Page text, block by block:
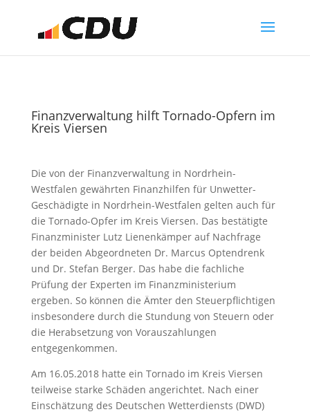
Finanzverwaltung hilft Tornado-Opfern im
Kreis Viersen
Die von der Finanzverwaltung in Nordrhein-
Westfalen gewährten Finanzhilfen für Unwetter-
Geschädigte in Nordrhein-Westfalen gelten auch für
die Tornado-Opfer im Kreis Viersen. Das bestätigte
Finanzminister Lutz Lienenkämper auf Nachfrage
der beiden Abgeordneten Dr. Marcus Optendrenk
und Dr. Stefan Berger. Das habe die fachliche
Prüfung der Experten im Finanzministerium
ergeben. So können die Ämter den Steuerpflichtigen
insbesondere durch die Stundung von Steuern oder
die Herabsetzung von Vorauszahlungen
entgegenkommen.
Am 16.05.2018 hatte ein Tornado im Kreis Viersen
teilweise starke Schäden angerichtet. Nach einer
Einschätzung des Deutschen Wetterdiensts (DWD)